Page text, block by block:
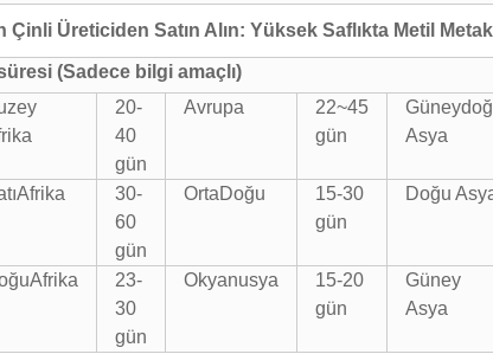
Üreticiden Satın Alın: Yüksek Saflıkta Metil
(Sadece bilgi amaçlı)
20-
40
gün
Avrupa
22~45
gün
Asya
Afrika
30-
60
gün
OrtaDoğu
15-30
gün
Doğu
Afrika
23-
30
gün
Okyanusya
15-20
gün
Güney
Asya